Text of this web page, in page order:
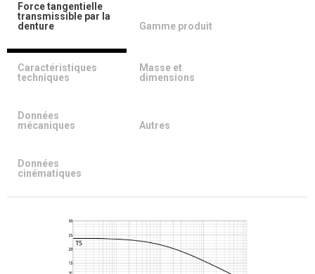
Force tangentielle
transmissible par la
denture
Gamme produit
Caractéristiques
techniques
Masse et
dimensions
Données
mécaniques
Autres
Données
cinématiques